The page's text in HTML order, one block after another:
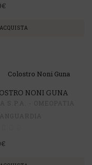
ACQUISTA
NONI GUNA